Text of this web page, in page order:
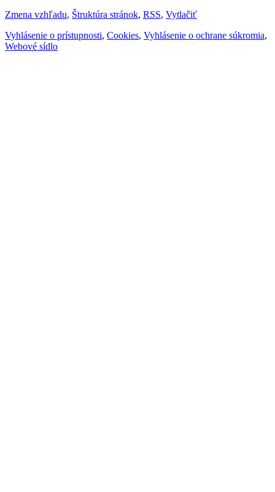
Zmena vzhľadu, Štruktúra stránok, RSS, Vytlačiť
Vyhlásenie o prístupnosti, Cookies, Vyhlásenie o ochrane súkromia,
Webové sídlo